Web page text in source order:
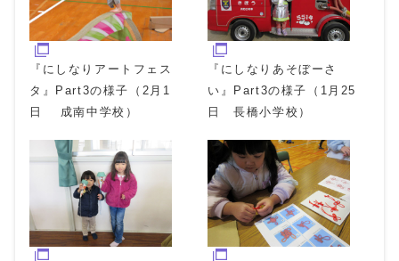
『にしなりアートフェス
タ』Part3の様子（2月1
日 成南中学校）
『にしなりあそぼーさ
い』Part3の様子（1月25
日 長橋小学校）